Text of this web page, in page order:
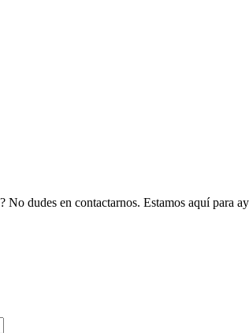
No dudes en contactarnos. Estamos aquí para